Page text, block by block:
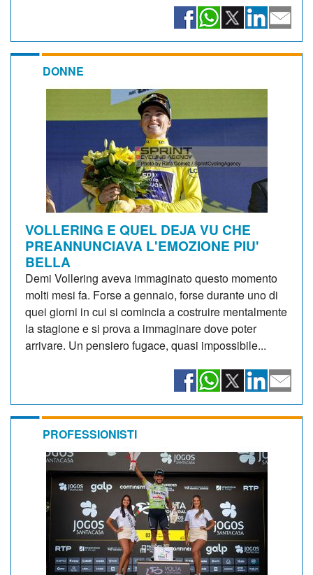
DONNE
VOLLERING E QUEL DEJA VU CHE
PREANNUNCIAVA L'EMOZIONE PIU'
BELLA
Demi Vollering aveva immaginato questo momento
molti mesi fa. Forse a gennaio, forse durante uno di
quei giorni in cui si comincia a costruire mentalmente
la stagione e si prova a immaginare dove poter
arrivare. Un pensiero fugace, quasi impossibile...
PROFESSIONISTI